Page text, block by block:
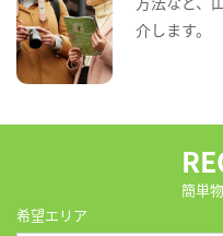
介します。
簡単
希望エリア